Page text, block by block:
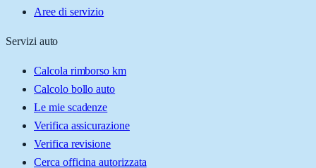
Aree di servizio
Servizi auto
Calcola rimborso km
Calcolo bollo auto
Le mie scadenze
Verifica assicurazione
Verifica revisione
Cerca officina autorizzata